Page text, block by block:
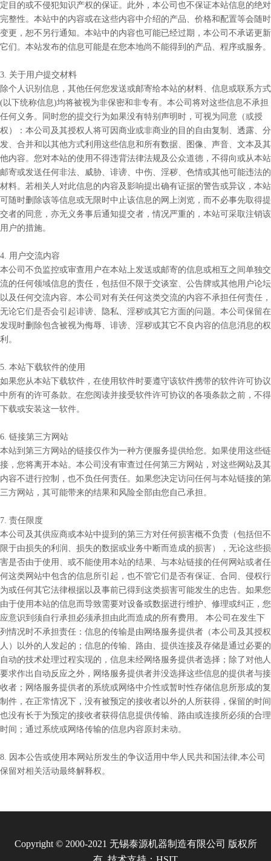
定目的或不侵犯知识产权的保证。此外，本公司也不保证本站信息的绝对
完整性。本站中的内容或在这些内容中介绍的产品、价格和配置等会随时
变更，恕不另行通知。本站中的内容也可能已经过期，本公司不承诺更新
它们。本站发布的信息可能是在您本地尚不能得到的产品、程序或服务。
3. 关于用户提交材料
除个人识别信息，其他任何您发送或邮寄给本站的材料、信息或联系方式
(以下统称信息)均将被视为非保密和非专有。本公司将对这些信息不承担
任何义务。同时您的提交行为如果没有特别声明时，可视为同意（或授
权）：本公司及其授权人将可因商业或非商业的目的自由复制、透露、分
发、合并和以其他方式利用这些信息和所有数据、图像、声音、文本及其
他内容。您对本站的使用不得违背法律法规及公众道德，不得向或从本站
邮寄或发送任何非法、威胁、诽谤、中伤、淫秽、色情或其他可能违法的
材料。若相关人对此信息的内容及影响提出确有证据的警告或异议，本站
可随时删除该等信息或无限时中止该信息的网上浏览，而不必事先取得提
交者的同意，亦无义务事后通知提交者，情况严重的，本站可采取注销该
用户的措施。
4. 用户交流内容
本公司不负监控或审查用户在本站上发送或邮寄的信息或相互之间单独交
流的任何领域信息的责任，包括但不限于交谈室、公告牌或其他用户论坛
以及任何交流内容。本公司对有关任何这类交流的内容不承担任何责任，
无论它们是否会引起诽谤、隐私、淫秽或其它方面的问题。本公司保留在
发现时删除包含被视为侮辱、诽谤、淫秽或其它不良内容的信息消息的权
利。
5. 本站下载软件的使用
如果您从本站下载软件，在使用软件时要遵守该软件携带的软件许可协议
中所有的许可条款。在您阅读并接受软件许可协议的各项条款之前，不得
下载或安装这一软件。
6. 链接第三方网站
本站到第三方网站的链接仅作为一种方便服务提供给您。如果使用这些链
接，您将离开本站。本公司没有审查过任何第三方网站，对这些网站及其
内容不进行控制，也不负任何责任。如果您决定访问任何与本站链接的第
三方网站，其可能带来的结果和风险全部由您自己承担。
7. 责任限度
本公司及其供应商或本站中提到的第三方对任何损害概不负责（包括但不
限于由损失的利润、损失的数据或业务中断而造成的损害），无论这些损
害是否由于使用、或不能使用本站的结果、与本站链接的任何网站或者任
何这类网站中包含的信息所引起，也不管它们是否有保证、合同、侵权行
为或任何其它法律根据以及事前已得到这类损害可能发生的忠告。如果您
由于使用本站的信息而导致需要对设备或数据进行维护、修理或纠正，您
应意识到须自行承担必须承担由此而造成的所有费用。 本公司在发生下
列情况时不承担责任：信息的传输是由网络服务提供者（本公司及其授权
人）以外的人发起的；信息的传输、路由、提供连接及存储是通过必要的
自动的技术处理过程实现的，信息未经网络服务提供者选择；除了对他人
要求作出自动反应之外，网络服务提供者并没选择这些信息的提供者与接
收者；网络服务提供者的系统或网络中介性或暂时性存储信息所形成的复
制件，在正常情况下，没有被预定的接收者以外的人所获得，保留的时间
也没有长于为预定的接收者获得信息提供传输、路由或连接所必须的合理
时间；通过系统或网络传输的信息内容原封未动。
8. 因本公告或使用本网站所发生的争议适用中华人民共和国法律,本公司
保留对相关活动最终解释权。
Copyright © 2000-2021 无锡泰源机器制造有限公司 版权所